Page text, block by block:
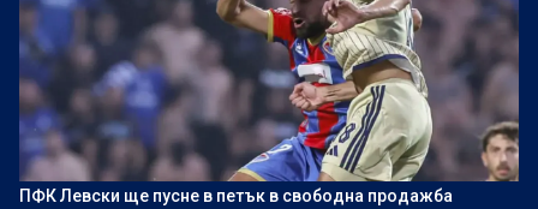
ПФК Левски ще пусне в петък в свободна продажба